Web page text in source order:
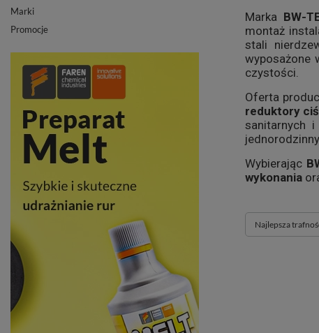
Marki
Promocje
Marka BW-
montaż
stali
wyposażone
czystości.
Oferta
reduktory
sanitarnych
Wybierając
wykonania
Zmień
Najlepsza